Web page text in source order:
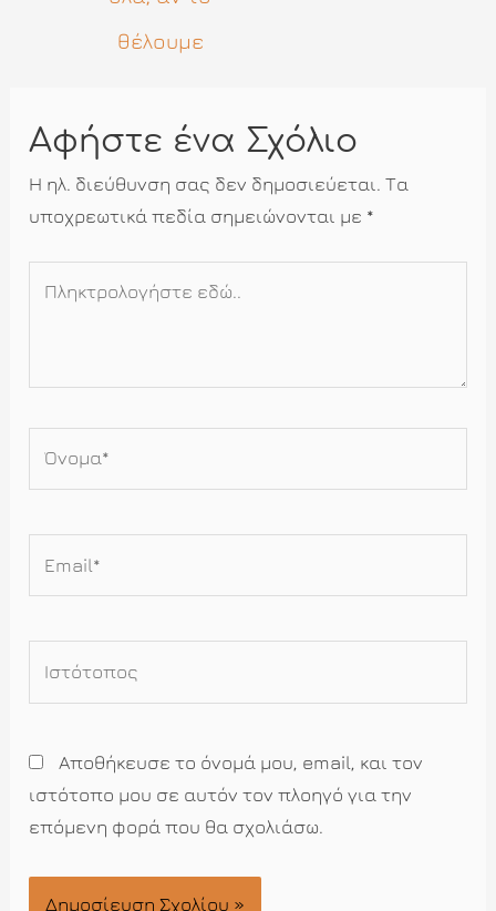
θέλουμε
Αφήστε ένα Σχόλιο
Η ηλ. διεύθυνση σας δεν δημοσιεύεται. Τα
υποχρεωτικά πεδία σημειώνονται με *
Αποθήκευσε το όνομά μου, email, και τον
ιστότοπο μου σε αυτόν τον πλοηγό για την
επόμενη φορά που θα σχολιάσω.